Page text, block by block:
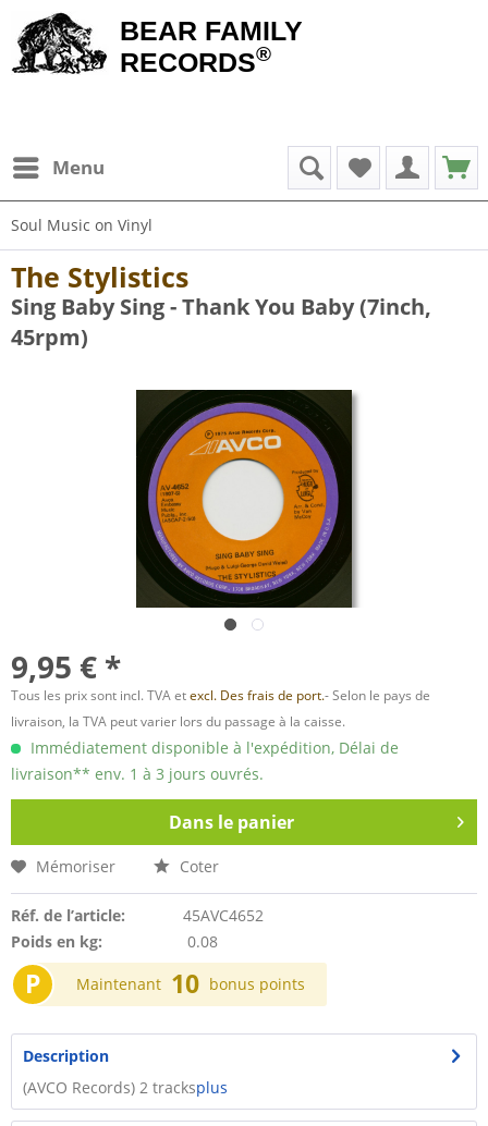
BEAR FAMILY
RECORDS®
Menu
Soul Music on Vinyl
The Stylistics
Sing Baby Sing - Thank You Baby (7inch,
45rpm)
9,95 € *
Tous les prix sont incl. TVA etexcl. Des frais de port.- Selon le pays de
livraison, la TVA peut varier lors du passage à la caisse.
Immédiatement disponible à l'expédition, Délai de
livraison** env. 1 à 3 jours ouvrés.
Dans le panier
Mémoriser Coter
Réf. de l’article:
45AVC4652
Poids en kg:
0.08
P Maintenant 10 bonus points
Description
(AVCO Records) 2 tracksplus